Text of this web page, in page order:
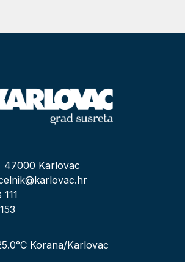
47000 Karlovac
Korana/Karlovac